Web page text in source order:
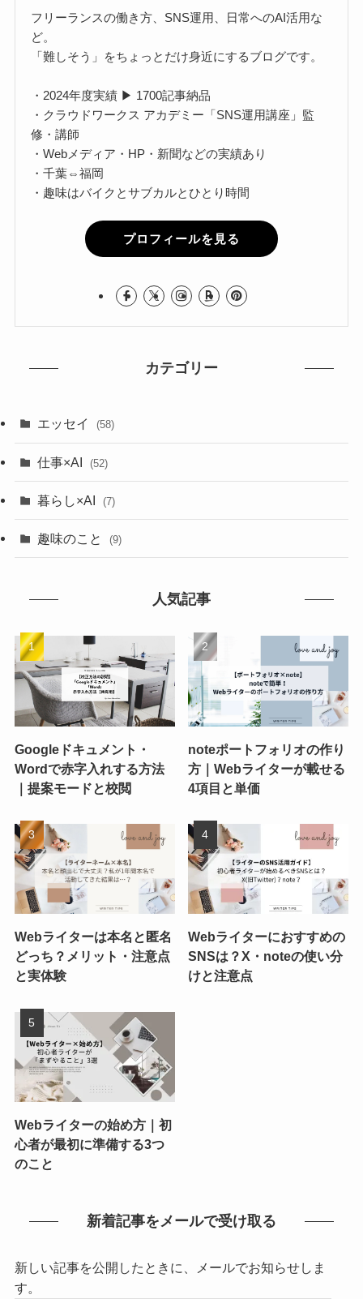
フリーランスの働き方、SNS運用、日常へのAI活用な
ど。
「難しそう」をちょっとだけ身近にするブログです。
・2024年度実績 ▶ 1700記事納品
・クラウドワークス アカデミー「SNS運用講座」監
修・講師
・Webメディア・HP・新聞などの実績あり
・千葉⇔福岡
・趣味はバイクとサブカルとひとり時間
プロフィールを見る
カテゴリー
エッセイ (58)
仕事×AI (52)
暮らし×AI (7)
趣味のこと (9)
人気記事
Googleドキュメント・
Wordで赤字入れする方法
｜提案モードと校閲
noteポートフォリオの作り
方｜Webライターが載せる
4項目と単価
Webライターは本名と匿名
どっち？メリット・注意点
と実体験
Webライターにおすすめの
SNSは？X・noteの使い分
けと注意点
Webライターの始め方｜初
心者が最初に準備する3つ
のこと
新着記事をメールで受け取る
新しい記事を公開したときに、メールでお知らせしま
す。